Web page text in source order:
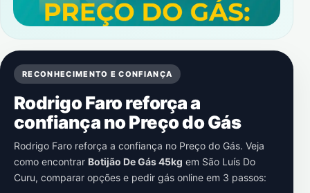
RECONHECIMENTO E CONFIANÇA
Rodrigo Faro reforça a
confiança no Preço do Gás
Rodrigo Faro reforça a confiança no Preço do Gás. Veja
como encontrar Botijão De Gás 45kg em São Luís Do
Curu, comparar opções e pedir gás online em 3 passos: